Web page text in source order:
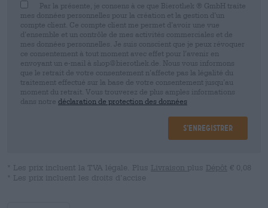
Par la présente, je consens à ce que Bierothek ® GmbH traite
mes données personnelles pour la création et la gestion d’un
compte client. Ce compte client me permet d’avoir une vue
d’ensemble et un contrôle de mes activités commerciales et de
mes données personnelles. Je suis conscient que je peux révoquer
ce consentement à tout moment avec effet pour l’avenir en
envoyant un e-mail à shop@bierothek.de. Nous vous informons
que le retrait de votre consentement n’affecte pas la légalité du
traitement effectué sur la base de votre consentement jusqu’au
moment du retrait. Vous trouverez de plus amples informations
dans notre déclaration de protection des données
S’enregistrer
* Les prix incluent la TVA légale. Plus Livraison plus Dépôt € 0,08
* Les prix incluent les droits d’accise